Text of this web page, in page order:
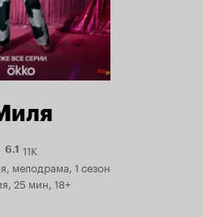
6.1Рейтинг
Кинопоиска
11K
мелодрама, 1 сезон
25 мин, 18+